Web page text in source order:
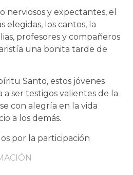
nerviosos y expectantes, el
elegidas, los cantos, la
profesores y compañeros
una bonita tarde de
Santo, estos jóvenes
a ser testigos valientes de la
con alegría en la vida
a los demás.
por la participación